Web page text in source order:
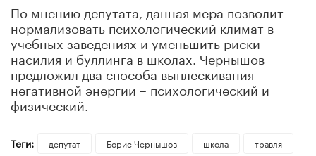
По мнению депутата, данная мера позволит
нормализовать психологический климат в
учебных заведениях и уменьшить риски
насилия и буллинга в школах. Чернышов
предложил два способа выплескивания
негативной энергии – психологический и
физический.
Теги: депутат Борис Чернышов школа
травля